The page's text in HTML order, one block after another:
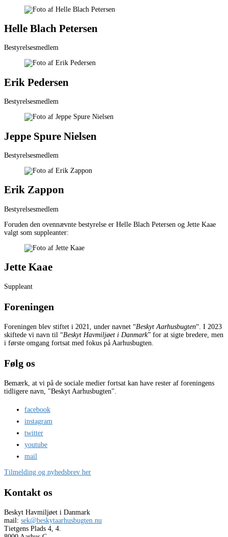
Helle Blach Petersen
Bestyrelsesmedlem
Erik Pedersen
Bestyrelsesmedlem
Jeppe Spure Nielsen
Bestyrelsesmedlem
Erik Zappon
Bestyrelsesmedlem
Foruden den ovennævnte bestyrelse er Helle Blach Petersen og Jette Kaae
valgt som suppleanter:
Jette Kaae
Suppleant
Foreningen
Foreningen blev stiftet i 2021, under navnet “Beskyt Aarhusbugten“. I 2023
skiftede vi navn til “Beskyt Havmiljøet i Danmark” for at sigte bredere, men
i første omgang fortsat med fokus på Aarhusbugten.
Følg os
Bemærk, at vi på de sociale medier fortsat kan have rester af foreningens
tidligere navn, "Beskyt Aarhusbugten".
facebook
instagram
twitter
youtube
mail
Tilmelding og nyhedsbrev her
Kontakt os
Beskyt Havmiljøet i Danmark
mail: sek@beskytaarhusbugten.nu
Tietgens Plads 4, 4.